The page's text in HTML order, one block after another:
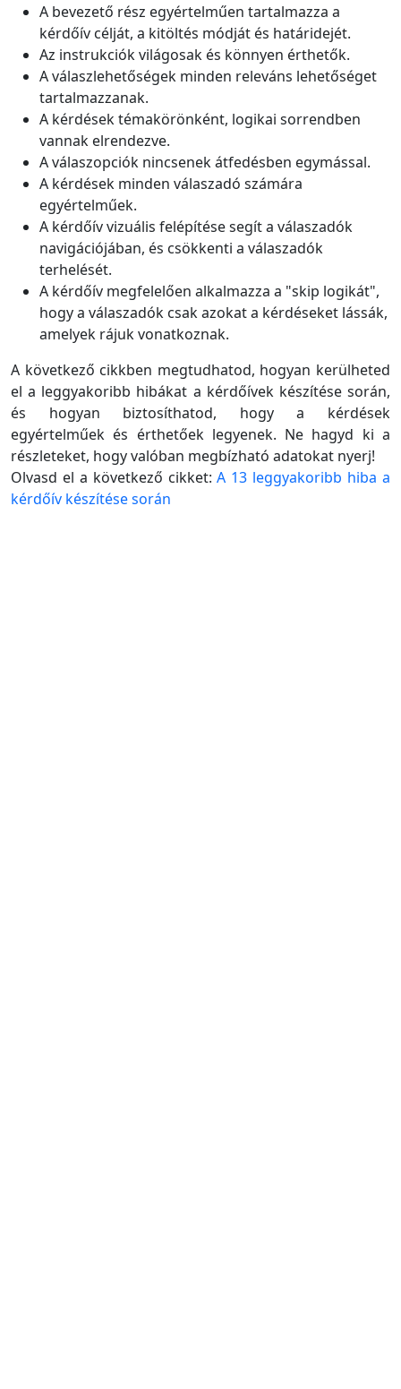
A bevezető rész egyértelműen tartalmazza a
kérdőív célját, a kitöltés módját és határidejét.
Az instrukciók világosak és könnyen érthetők.
A válaszlehetőségek minden releváns lehetőséget
tartalmazzanak.
A kérdések témakörönként, logikai sorrendben
vannak elrendezve.
A válaszopciók nincsenek átfedésben egymással.
A kérdések minden válaszadó számára
egyértelműek.
A kérdőív vizuális felépítése segít a válaszadók
navigációjában, és csökkenti a válaszadók
terhelését.
A kérdőív megfelelően alkalmazza a "skip logikát",
hogy a válaszadók csak azokat a kérdéseket lássák,
amelyek rájuk vonatkoznak.
A következő cikkben megtudhatod, hogyan kerülheted
el a leggyakoribb hibákat a kérdőívek készítése során,
és hogyan biztosíthatod, hogy a kérdések
egyértelműek és érthetőek legyenek. Ne hagyd ki a
részleteket, hogy valóban megbízható adatokat nyerj!
Olvasd el a következő cikket:A 13 leggyakoribb hiba a
kérdőív készítése során